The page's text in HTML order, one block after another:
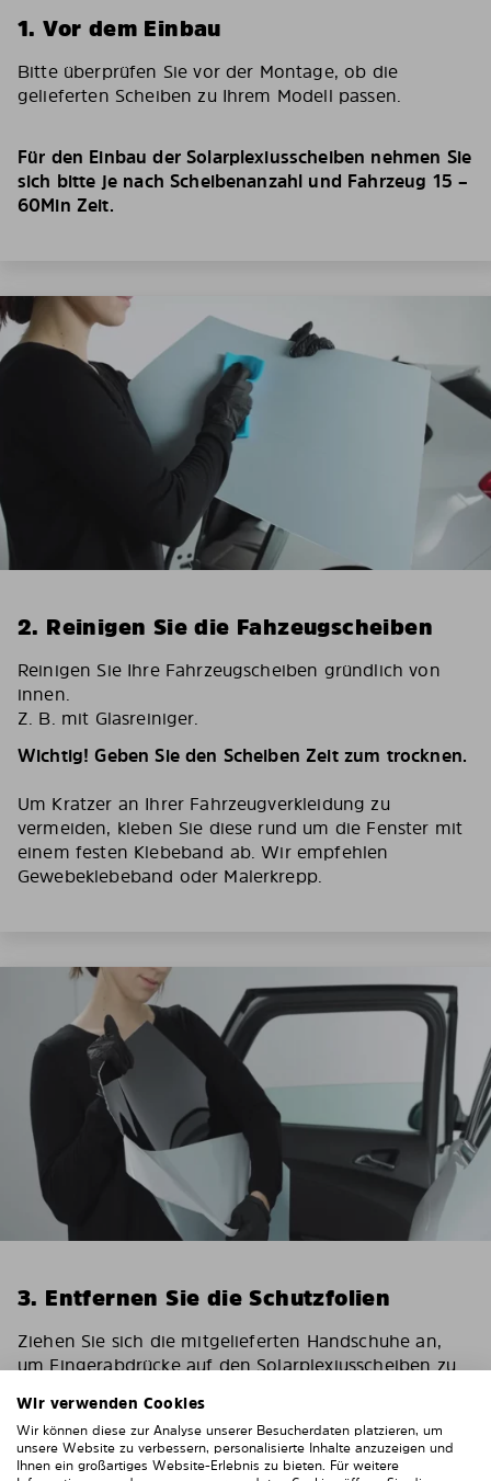
1. Vor dem Einbau
Bitte überprüfen Sie vor der Montage, ob die
gelieferten Scheiben zu Ihrem Modell passen.
Für den Einbau der Solarplexiusscheiben nehmen Sie
sich bitte je nach Scheibenanzahl und Fahrzeug 15 –
60Min Zeit.
2. Reinigen Sie die Fahzeugscheiben
Reinigen Sie Ihre Fahrzeugscheiben gründlich von
innen.
Z. B. mit Glasreiniger.
Wichtig! Geben Sie den Scheiben Zeit zum trocknen.
Um Kratzer an Ihrer Fahrzeugverkleidung zu
vermeiden, kleben Sie diese rund um die Fenster mit
einem festen Klebeband ab. Wir empfehlen
Gewebeklebeband oder Malerkrepp.
3. Entfernen Sie die Schutzfolien
Ziehen Sie sich die mitgelieferten Handschuhe an,
um Fingerabdrücke auf den Solarplexiusscheiben zu
Um einer statischen Aufladung entgegenzuwirken,
wischen Sie die Schutzfolie auf den
Solarplexiusscheiben mit einem leicht feuchten Tuch
Wir verwenden Cookies
Wir können diese zur Analyse unserer Besucherdaten platzieren, um
unsere Website zu verbessern, personalisierte Inhalte anzuzeigen und
Ihnen ein großartiges Website-Erlebnis zu bieten. Für weitere